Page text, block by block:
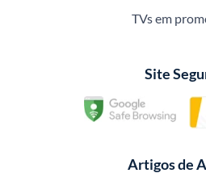
TVs em
Site
Artigos de